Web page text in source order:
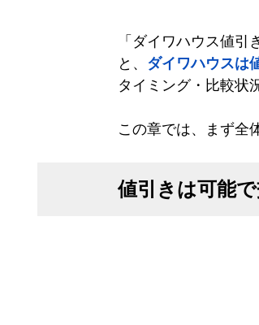
「ダイワハウス値
と、 ダイワハウスは
タイミング・比較状
この章では、まず全
値引きは可能